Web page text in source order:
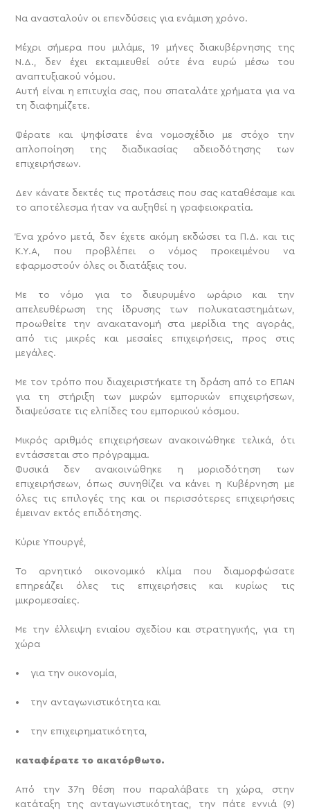
Να ανασταλούν οι επενδύσεις για ενάμιση χρόνο.
Μέχρι σήμερα που μιλάμε, 19 μήνες διακυβέρνησης της
Ν.Δ., δεν έχει εκταμιευθεί ούτε ένα ευρώ μέσω του
αναπτυξιακού νόμου.
Αυτή είναι η επιτυχία σας, που σπαταλάτε χρήματα για να
τη διαφημίζετε.
Φέρατε και ψηφίσατε ένα νομοσχέδιο με στόχο την
απλοποίηση της διαδικασίας αδειοδότησης των
επιχειρήσεων.
Δεν κάνατε δεκτές τις προτάσεις που σας καταθέσαμε και
το αποτέλεσμα ήταν να αυξηθεί η γραφειοκρατία.
Ένα χρόνο μετά, δεν έχετε ακόμη εκδώσει τα Π.Δ. και τις
Κ.Υ.Α, που προβλέπει ο νόμος προκειμένου να
εφαρμοστούν όλες οι διατάξεις του.
Με το νόμο για το διευρυμένο ωράριο και την
απελευθέρωση της ίδρυσης των πολυκαταστημάτων,
προωθείτε την ανακατανομή στα μερίδια της αγοράς,
από τις μικρές και μεσαίες επιχειρήσεις, προς στις
μεγάλες.
Με τον τρόπο που διαχειριστήκατε τη δράση από το ΕΠΑΝ
για τη στήριξη των μικρών εμπορικών επιχειρήσεων,
διαψεύσατε τις ελπίδες του εμπορικού κόσμου.
Μικρός αριθμός επιχειρήσεων ανακοινώθηκε τελικά, ότι
εντάσσεται στο πρόγραμμα.
Φυσικά δεν ανακοινώθηκε η μοριοδότηση των
επιχειρήσεων, όπως συνηθίζει να κάνει η Κυβέρνηση με
όλες τις επιλογές της και οι περισσότερες επιχειρήσεις
έμειναν εκτός επιδότησης.
Κύριε Υπουργέ,
Το αρνητικό οικονομικό κλίμα που διαμορφώσατε
επηρεάζει όλες τις επιχειρήσεις και κυρίως τις
μικρομεσαίες.
Με την έλλειψη ενιαίου σχεδίου και στρατηγικής, για τη
χώρα
• για την οικονομία,
• την ανταγωνιστικότητα και
• την επιχειρηματικότητα,
καταφέρατε το ακατόρθωτο.
Από την 37η θέση που παραλάβατε τη χώρα, στην
κατάταξη της ανταγωνιστικότητας, την πάτε εννιά (9)